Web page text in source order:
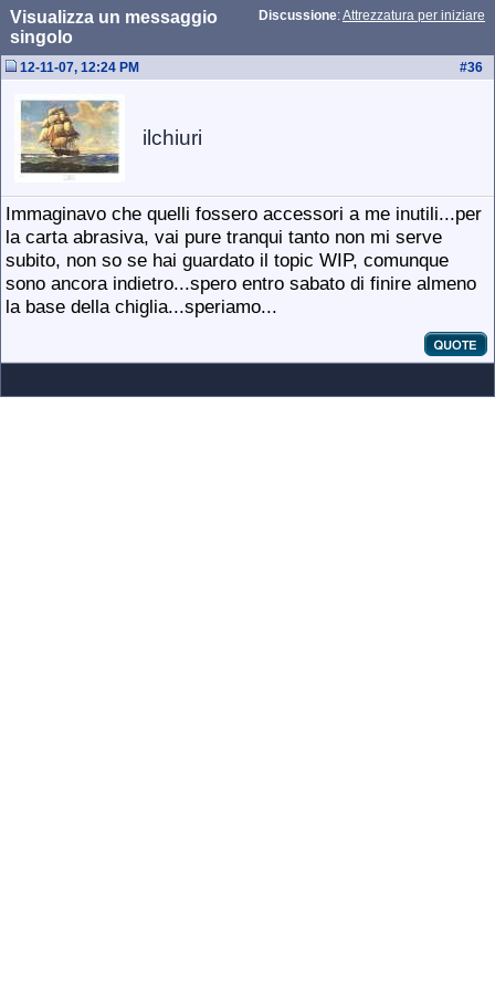
Discussione:Attrezzatura per iniziare
Visualizza un messaggio
singolo
#36
12-11-07, 12:24 PM
ilchiuri
Immaginavo che quelli fossero accessori a me inutili...per
la carta abrasiva, vai pure tranqui tanto non mi serve
subito, non so se hai guardato il topic WIP, comunque
sono ancora indietro...spero entro sabato di finire almeno
la base della chiglia...speriamo...